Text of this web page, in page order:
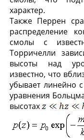
характер.
Также Перрен
распределение
смолы с
Торричелли
высоты над
известно, что
убывает линейно
уравнения
высотах